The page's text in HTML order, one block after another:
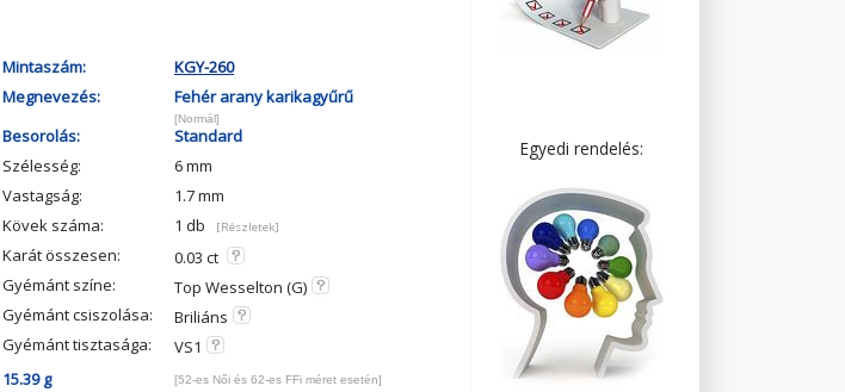
Mintaszám:
KGY-260
Megnevezés:
Fehér arany karikagyűrű
[Normál]
Besorolás:
Standard
Szélesség:
6 mm
Vastagság:
1.7 mm
Kövek száma:
1 db [Részletek]
Karát összesen:
0.03 ct
Gyémánt színe:
Top Wesselton (G)
Gyémánt csiszolása:
Briliáns
Gyémánt tisztasága:
VS1
15.39 g [52-es Női és 62-es FFi méret esetén]
Egyedi rendelés: